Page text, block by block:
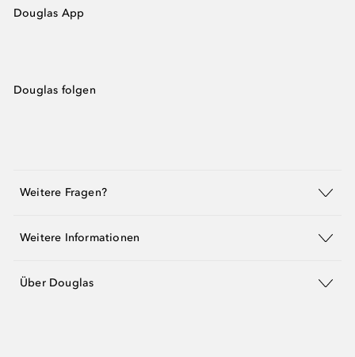
Douglas App
Douglas folgen
Weitere Fragen?
Weitere Informationen
Über Douglas